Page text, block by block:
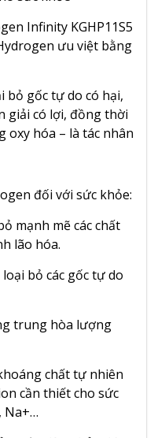
Infinity KGHP11S5
ưu việt bằng
gốc tự do có hại,
giải có lợi, đồng thời
oxy hóa – là tác nhân
đối với sức khỏe:
mạnh mẽ các chất
lão hóa.
bỏ các gốc tự do
trung hòa lượng
chất tự nhiên
cần thiết cho sức
Na+…